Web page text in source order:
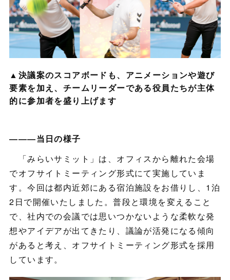
▲決議案のスコアボードも、アニメーションや遊び
要素を加え、チームリーダーである役員たちが主体
的に参加者を盛り上げます
―――当日の様子
「みらいサミット」は、オフィスから離れた会場
でオフサイトミーティング形式にて実施していま
す。今回は都内近郊にある宿泊施設をお借りし、1泊
2日で開催いたしました。普段と環境を変えること
で、社内での会議では思いつかないような柔軟な発
想やアイデアが出てきたり、議論が活発になる傾向
があると考え、オフサイトミーティング形式を採用
しています。